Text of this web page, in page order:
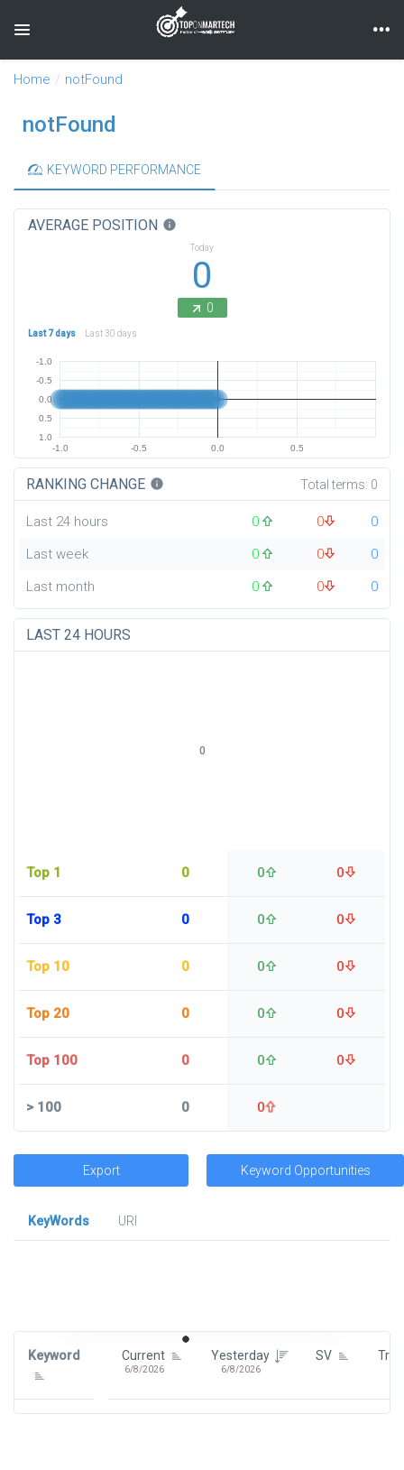
Toggle navigation
Home notFound
notFound
KEYWORD PERFORMANCE
AVERAGE POSITION info
Today
0
0
Last 7 days Last 30 days
-1.0 -0.5 0.0 0.5
-1.0
-0.5
0.0
0.5
1.0
RANKING CHANGE info Total terms: 0
Last 24 hours 0 0
0
Last week
0 0
0
Last month
0 0 0
LAST 24 HOURS
Top 1 0 0 0
Top 3 0 0 0
Top 10 0 0 0
Top 20 0 0 0
Top 100 0 0 0
>100 0 0
0
Export Keyword Opportunities
KeyWords
URl
Keyword Current
6/8/2026
Yesterday
6/8/2026
SV